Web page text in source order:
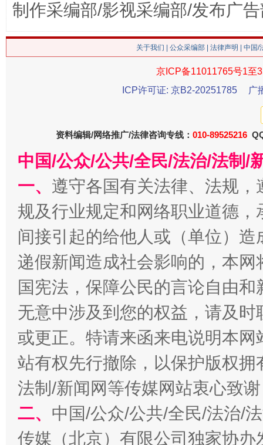
这是一记警钟！ 谢
在谋一域中谋全局
习近平的博鳌关键词
魏明亮
制作采编部/影视采编部/发布广
关于我们 公众采编部 法律声明 | 中国
京ICP备11011765号1至
ICP许可证: 京B2-20251785
广
资料编辑/网络推广/法律咨询专线： 010-89525216
中国/公众/公共/全民/法治/法制/
一、 遵守各国有关法律、法规
规及行业规定和网络职业道德
间接引起的给他人或（单位）
递假新闻造成社会影响的，本
国宪法，保障公民的言论自由
无意中涉及到您的权益，请及
或更正。特请来函来电说明本
站有权先行撤除，以保护版权
法制/新闻网等传媒网站衷心致
二、 中国/公众/公共/全民/法治/
传媒（北京）有限公司独家协